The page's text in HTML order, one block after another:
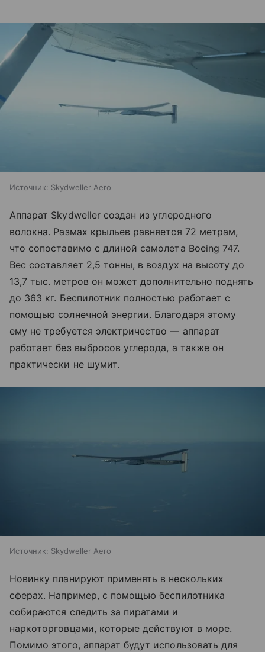
Источник: Skydweller Aero
Аппарат Skydweller создан из углеродного
волокна. Размах крыльев равняется 72 метрам,
что сопоставимо с длиной самолета Boeing 747.
Вес составляет 2,5 тонны, в воздух на высоту до
13,7 тыс. метров он может дополнительно поднять
до 363 кг. Беспилотник полностью работает с
помощью солнечной энергии. Благодаря этому
ему не требуется электричество — аппарат
работает без выбросов углерода, а также он
практически не шумит.
Источник: Skydweller Aero
Новинку планируют применять в нескольких
сферах. Например, с помощью беспилотника
собираются следить за пиратами и
наркоторговцами, которые действуют в море.
Помимо этого, аппарат будут использовать для